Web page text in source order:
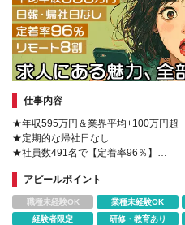
仕事内容
★年収595万円＆業界平均+100万円超
★定期的な帰社日なし
★社員数491名で【定着率96％】
★残業月平均14時間
★産育休取得率は100％
★復帰後も時短勤務/テレワークなどOK
アピールポイント
職種未経験OK 業種未経験OK
経験者限定
研修・教育あり